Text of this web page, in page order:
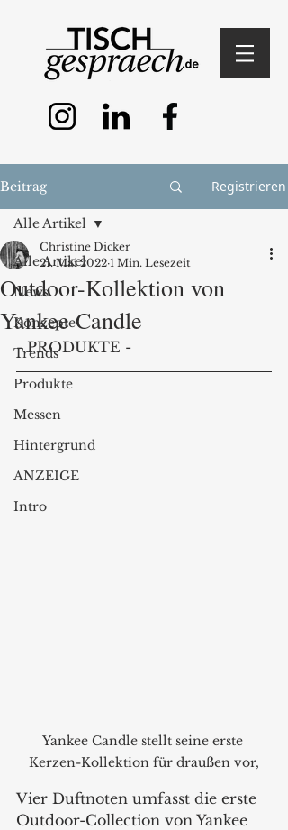
Beitrag Registrieren
Alle Artikel
News
Konzepte
Trends
Produkte
Messen
Hintergrund
ANZEIGE
Intro
Alle Artikel
Outdoor-Kollektion von
Yankee Candle
Christine Dicker
21. Mai 2022 1 Min. Lesezeit
- PRODUKTE -
Yankee Candle stellt seine erste
Kerzen-Kollektion für draußen vor,
Vier Duftnoten umfasst die erste
Outdoor-Collection von Yankee